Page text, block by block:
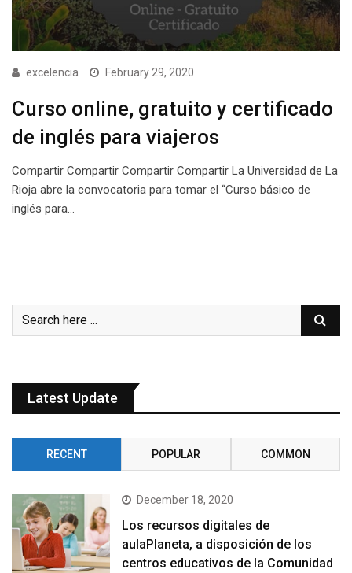
excelencia February 29, 2020
Curso online, gratuito y certificado
de inglés para viajeros
Compartir Compartir Compartir Compartir La Universidad de La
Rioja abre la convocatoria para tomar el “Curso básico de
inglés para…
Latest Update
RECENT POPULAR COMMON
December 18, 2020
Los recursos digitales de
aulaPlaneta, a disposición de los
centros educativos de la Comunidad